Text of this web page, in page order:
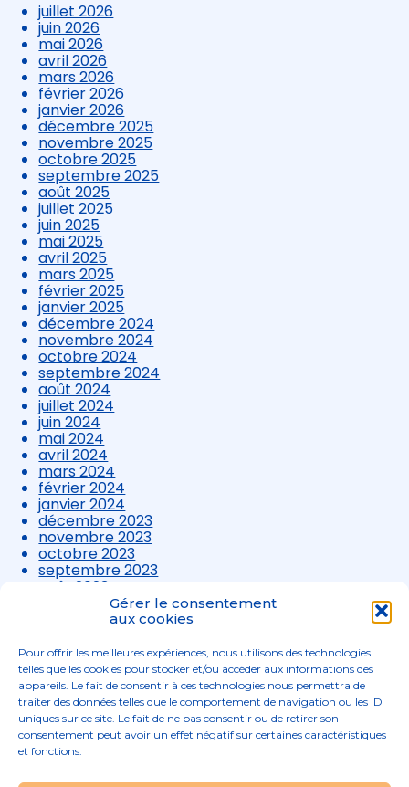
Gérer le consentement
aux cookies
Pour offrir les meilleures expériences, nous utilisons des technologies
telles que les cookies pour stocker et/ou accéder aux informations des
appareils. Le fait de consentir à ces technologies nous permettra de
traiter des données telles que le comportement de navigation ou les ID
uniques sur ce site. Le fait de ne pas consentir ou de retirer son
consentement peut avoir un effet négatif sur certaines caractéristiques
et fonctions.
juillet 2026
juin 2026
mai 2026
avril 2026
mars 2026
février 2026
janvier 2026
décembre 2025
novembre 2025
octobre 2025
septembre 2025
août 2025
juillet 2025
juin 2025
mai 2025
avril 2025
mars 2025
février 2025
janvier 2025
décembre 2024
novembre 2024
octobre 2024
septembre 2024
août 2024
juillet 2024
juin 2024
mai 2024
avril 2024
mars 2024
février 2024
janvier 2024
décembre 2023
novembre 2023
octobre 2023
septembre 2023
août 2023
juillet 2023
avril 2023
mars 2023